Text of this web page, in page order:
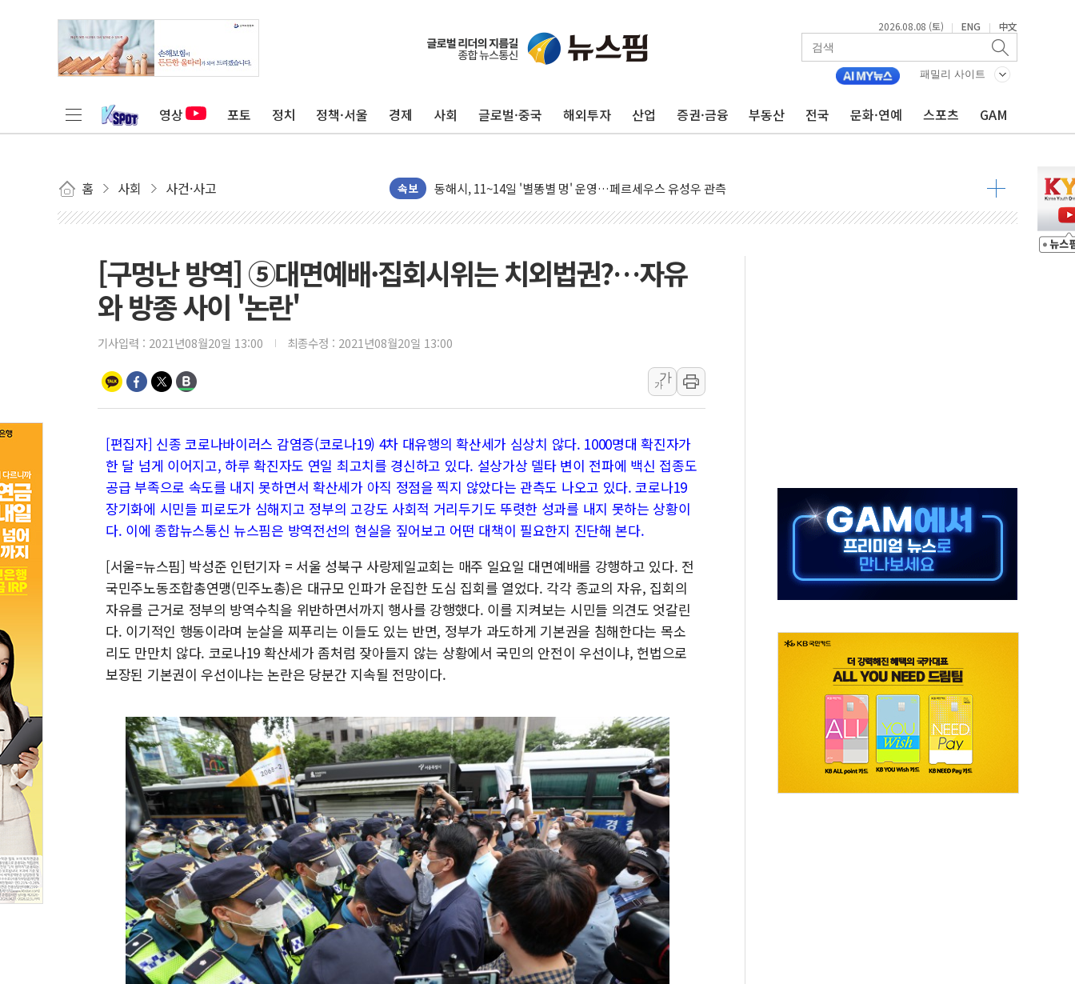
2026.08.08 (토) | ENG | 中文
패밀리 사이트
영상 포토 정치 정책·서울 경제 사회 글로벌·중국 해외투자 산업 증권·금융 부동산 전국 문화·연예 스포츠 GAM
홈 사회 사건·사고 속보
동해중부 전 해상 풍랑주의보…10일까지 최대 3.5m 높은 물결
中 전방위 아파트 부양, 수도 베이징도 부동산 규제 철폐
인제 용대리 계곡서 수위 상승으로 피서객 7명 고립…전원 구조
강원 중·남부 동해안 시간당 50mm 이상 폭우…호우경보 발효
청양 밭에서 일하던 90대 숨져…온열질환 여부 조사
李대통령, 'ISA·주가누르기 방지법' 전면 재검토 지시
'호우 특보' 경북 울진 시간당 20~30mm 강한 비...가뭄 해소될 듯
10월 보완수사권 폐지·공소청 출범…피해자들 '범죄 사각지대' 우려
민주당, 오늘 제주·인천 경선 발표...김민석 '재역전' vs 정청래 '격차 확대'
뉴욕증시, 고용 쇼크에 금리 인상 우려 후퇴…S&P500 최고치
트럼프, 쿡 연준 이사 해임 재추진…"26일까지 의혹 소명" 요구
유럽증시, 美 고용 예상 밖 부진에 연준 금리 인상 가능성 낮아지며 상승… STOXX 600 지수는 나흘 연속 최고치
미 연준 매파 기세 꺾이나…고용 감소에 9월 동결 전망 우세
[구멍난 방역] ⑤대면예배·집회시위는 치외법권?…자유
와 방종 사이 '논란'
기사입력 : 2021년08월20일 13:00 최종수정 : 2021년08월20일 13:00
가
가
[편집자] 신종 코로나바이러스 감염증(코로나19) 4차 대유행의 확산세가 심상치 않다. 1000명대 확진자가
한 달 넘게 이어지고, 하루 확진자도 연일 최고치를 경신하고 있다. 설상가상 델타 변이 전파에 백신 접종도
공급 부족으로 속도를 내지 못하면서 확산세가 아직 정점을 찍지 않았다는 관측도 나오고 있다. 코로나19
장기화에 시민들 피로도가 심해지고 정부의 고강도 사회적 거리두기도 뚜렷한 성과를 내지 못하는 상황이
다. 이에 종합뉴스통신 뉴스핌은 방역전선의 현실을 짚어보고 어떤 대책이 필요한지 진단해 본다.
[서울=뉴스핌] 박성준 인턴기자 = 서울 성북구 사랑제일교회는 매주 일요일 대면예배를 강행하고 있다. 전
국민주노동조합총연맹(민주노총)은 대규모 인파가 운집한 도심 집회를 열었다. 각각 종교의 자유, 집회의
자유를 근거로 정부의 방역수칙을 위반하면서까지 행사를 강행했다. 이를 지켜보는 시민들 의견도 엇갈린
다. 이기적인 행동이라며 눈살을 찌푸리는 이들도 있는 반면, 정부가 과도하게 기본권을 침해한다는 목소
리도 만만치 않다. 코로나19 확산세가 좀처럼 잦아들지 않는 상황에서 국민의 안전이 우선이냐, 헌법으로
보장된 기본권이 우선이냐는 논란은 당분간 지속될 전망이다.